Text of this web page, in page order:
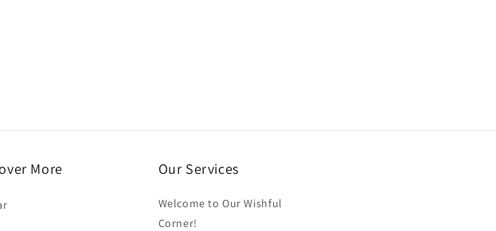
More Our Services
Welcome to Our Wishful
Corner!